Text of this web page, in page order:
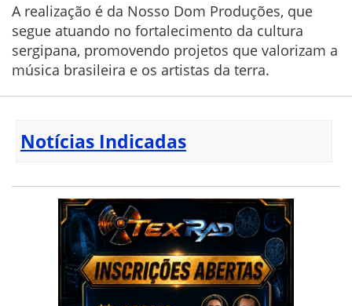
A realização é da Nosso Dom Produções, que
segue atuando no fortalecimento da cultura
sergipana, promovendo projetos que valorizam a
música brasileira e os artistas da terra.
Notícias Indicadas